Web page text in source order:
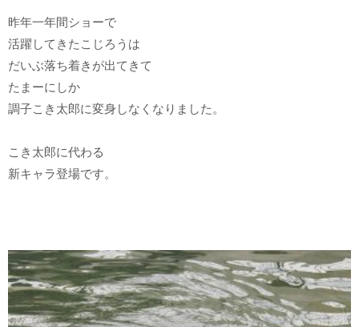
昨年一年間ショーで
活躍してきたこじろうは
だいぶ落ち着きが出てきて
たまーにしか
調子こき太郎に変身しなくなりました。
こき太郎に代わる
新キャラ登場です。